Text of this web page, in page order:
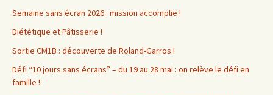
Semaine sans écran 2026 : mission accomplie !
Diététique et Pâtisserie !
Sortie CM1B : découverte de Roland-Garros !
Défi “10 jours sans écrans” – du 19 au 28 mai : on relève le défi en
famille !